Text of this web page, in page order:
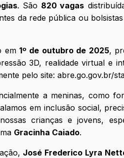
. São 820 vagas
da rede pública ou
em1º de outubro de 2025,
3D, realidade virtual e
pelo site: abre.go.gov.br/
a meninas, como
em inclusão social,
crianças e jovens,
Gracinha Caiado.
José Frederico Lyra